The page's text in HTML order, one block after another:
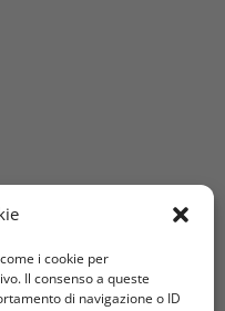
i cookie per
Il consenso a queste
di navigazione o ID